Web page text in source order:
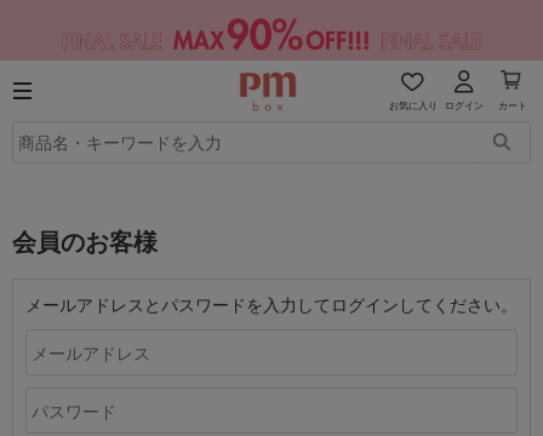
お気に入り ログイン カート
会員のお客様
メールアドレスとパスワードを入力してログインしてください。